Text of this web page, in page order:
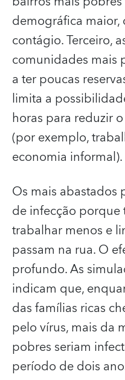
demográfica maior,
contágio. Terceiro,
comunidades mais
a ter poucas
limita a
horas para reduzir
(por exemplo,
economia informal).
Os mais abastados
de infecção
trabalhar menos e
passam na rua. O
profundo. As
indicam que,
das famílias ricas
pelo vírus, mais da
pobres seriam
período de dois